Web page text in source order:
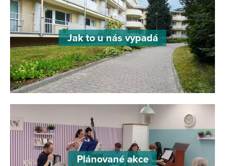
Jak to u nás vypadá
Plánované akce